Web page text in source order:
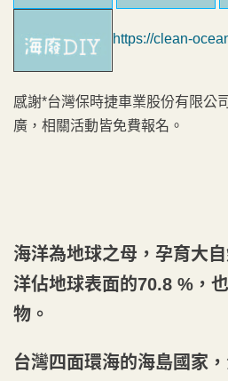
https://clean-
感謝*台灣保時捷車業股份有限公
廣，相關活動皆免費報名。
海洋為地球之母，孕育大
洋佔地球表面的70.8 %，
物。
台灣四面環海的海島國家